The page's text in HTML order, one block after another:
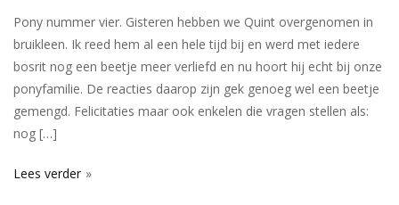
Pony nummer vier. Gisteren hebben we Quint overgenomen in
bruikleen. Ik reed hem al een hele tijd bij en werd met iedere
bosrit nog een beetje meer verliefd en nu hoort hij echt bij onze
ponyfamilie. De reacties daarop zijn gek genoeg wel een beetje
gemengd. Felicitaties maar ook enkelen die vragen stellen als:
nog […]
Lees verder